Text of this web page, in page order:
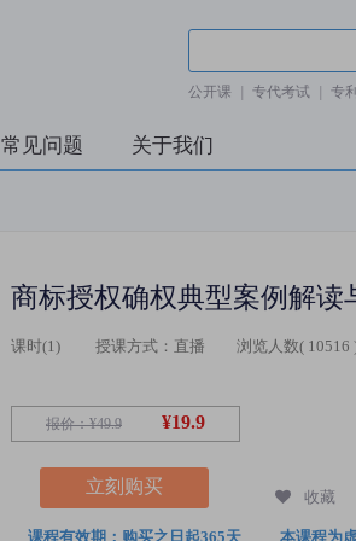
公开课 专代考试 专
常见问题 关于我们
商标授权确权典型案例解读
课时(1) 授课方式： 直播 浏览人数( 10516
报价：¥49.9 ¥19.9
立刻购买 收藏
课程有效期：购买之日起365天 本课程为